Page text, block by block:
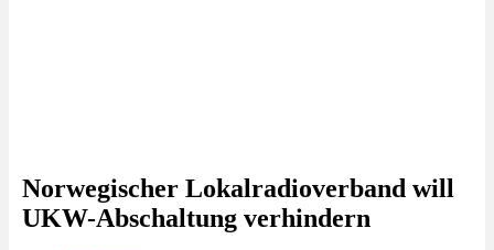
Norwegischer Lokalradioverband will
UKW-Abschaltung verhindern